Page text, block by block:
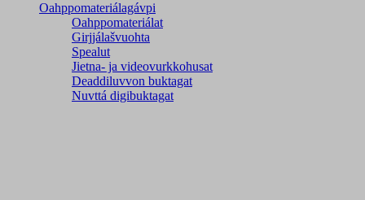
Oahppomateriálagávpi
Oahppomateriálat
Girjjálašvuohta
Spealut
Jietna- ja videovurkkohusat
Deaddiluvvon buktagat
Nuvttá digibuktagat